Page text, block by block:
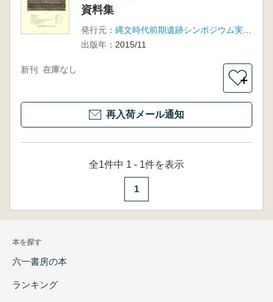
資料集
発行元：
縄文時代前期遺跡シンポジウム実行委員会
出版年： 2015/11
新刊 在庫なし
＋
再入荷メール通知
全1件中 1 - 1件を表示
1
本を探す
六一書房の本
ランキング